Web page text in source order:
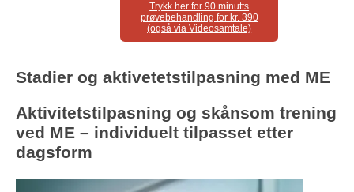
Trykk her for 90 minutts
prøvebehandling for kr. 390
(også via Videosamtale)
Stadier og aktivetetstilpasning med ME
Aktivitetstilpasning og skånsom trening
ved ME – individuelt tilpasset etter
dagsform